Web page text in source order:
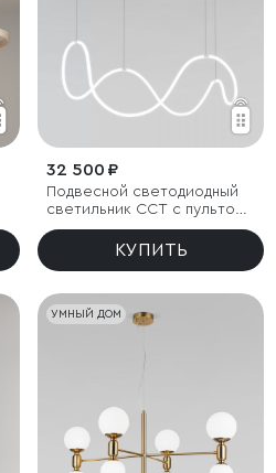
32 500 ₽
Подвесной светодиодный
светильник CCT с пультом
управления
КУПИТЬ
УМНЫЙ ДОМ